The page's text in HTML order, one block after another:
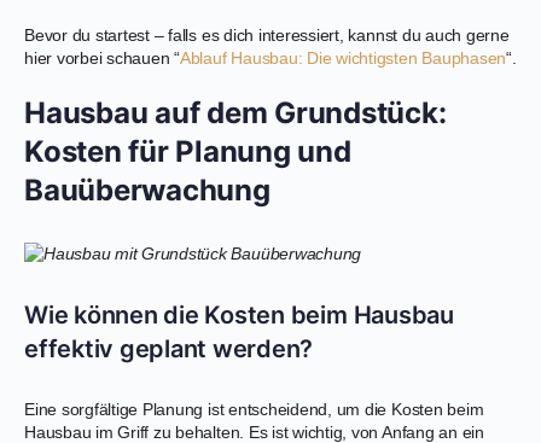
Bevor du startest – falls es dich interessiert, kannst du auch gerne
hier vorbei schauen “Ablauf Hausbau: Die wichtigsten Bauphasen“.
Hausbau auf dem Grundstück:
Kosten für Planung und
Bauüberwachung
Wie können die Kosten beim Hausbau
effektiv geplant werden?
Eine sorgfältige Planung ist entscheidend, um die Kosten beim
Hausbau im Griff zu behalten. Es ist wichtig, von Anfang an ein